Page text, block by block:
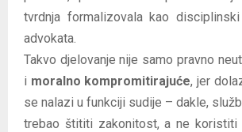
tvrdnja formalizovala kao
advokata.
Takvo djelovanje nije samo pravno
i moralno kompromitirajuće, jer
se nalazi u funkciji sudije – dakle,
trebao štititi zakonitost, a ne